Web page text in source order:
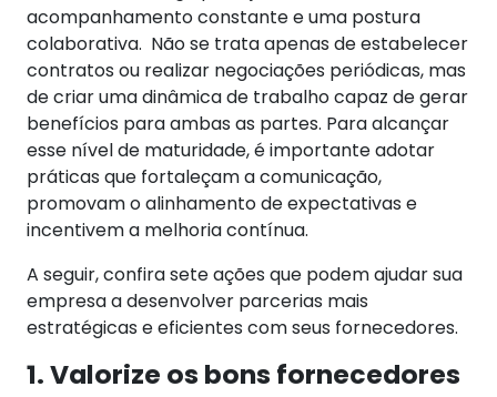
acompanhamento constante e uma postura
colaborativa. Não se trata apenas de estabelecer
contratos ou realizar negociações periódicas, mas
de criar uma dinâmica de trabalho capaz de gerar
benefícios para ambas as partes. Para alcançar
esse nível de maturidade, é importante adotar
práticas que fortaleçam a comunicação,
promovam o alinhamento de expectativas e
incentivem a melhoria contínua.
A seguir, confira sete ações que podem ajudar sua
empresa a desenvolver parcerias mais
estratégicas e eficientes com seus fornecedores.
1. Valorize os bons fornecedores